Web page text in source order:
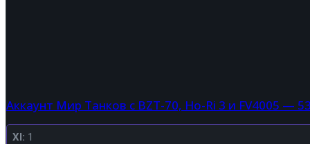
Аккаунт Мир Танков с BZT-70, Ho-Ri 3 и FV4005 —
XI: 1